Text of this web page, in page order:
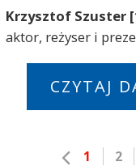
Krzysztof Szuster
aktor, reżyser i
CZYTAJ
1 2